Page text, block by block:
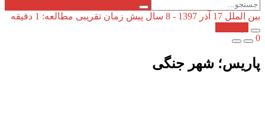
بین الملل 17 آذر 1397 - 8 سال پیش
زمان تقریبی مطالعه: 1 دقیقه
0
پاریس؛ شهر جنگی